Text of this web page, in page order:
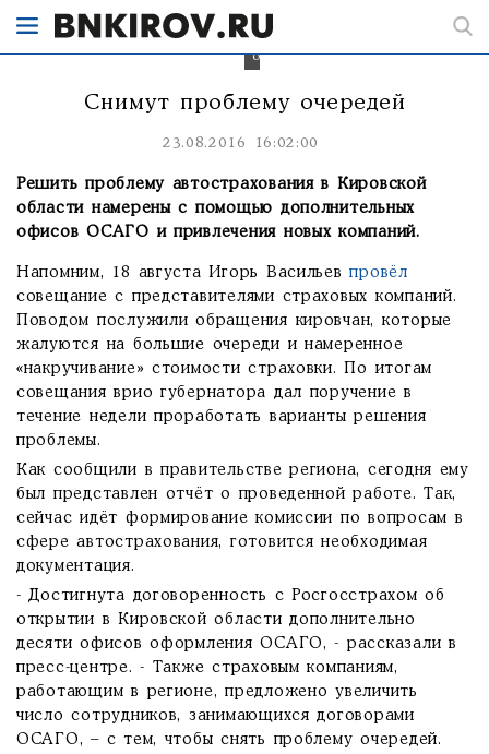
проблему
очередей.
Снимут проблему очередей
23.08.2016 16:02:00
Решить проблему автострахования в Кировской
области намерены с помощью дополнительных
офисов ОСАГО и привлечения новых компаний.
Напомним, 18 августа Игорь Васильевпровёл
совещание с представителями страховых компаний.
Поводом послужили обращения кировчан, которые
жалуются на большие очереди и намеренное
«накручивание» стоимости страховки. По итогам
совещания врио губернатора дал поручение в
течение недели проработать варианты решения
проблемы.
Как сообщили в правительстве региона, сегодня ему
был представлен отчёт о проведенной работе. Так,
сейчас идёт формирование комиссии по вопросам в
сфере автострахования, готовится необходимая
документация.
- Достигнута договоренность с Росгосстрахом об
открытии в Кировской области дополнительно
десяти офисов оформления ОСАГО, - рассказали в
пресс-центре. - Также страховым компаниям,
работающим в регионе, предложено увеличить
число сотрудников, занимающихся договорами
ОСАГО, – с тем, чтобы снять проблему очередей.